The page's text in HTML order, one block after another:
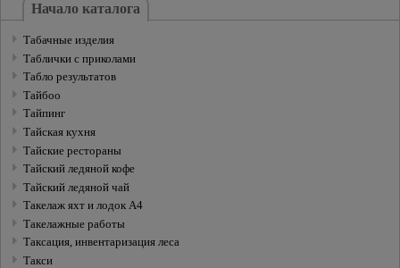
Hачало каталогa
Табачные изделия
Таблички с приколами
Табло результатов
Тайбоо
Тайпинг
Тайская кухня
Тайские рестораны
Тайский ледяной кофе
Тайский ледяной чай
Такелаж яхт и лодок А4
Такелажные работы
Таксация, инвентаризация леса
Такси